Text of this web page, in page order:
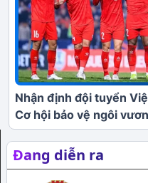
Nhận định đội tuyển
Cơ hội bảo vệ ngôi
Đang diễn ra